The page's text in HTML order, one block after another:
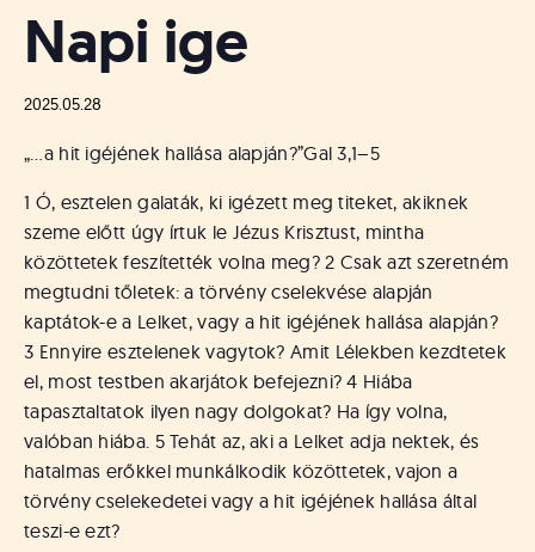
i
R
f
r
m
á
t
u
s
o
k
e
-
L
a
p
j
a
Napi ige
2025.05.28
„…a hit igéjének hallása alapján?”Gal 3,1–5
1 Ó, esztelen galaták, ki igézett meg titeket, akiknek
szeme előtt úgy írtuk le Jézus Krisztust, mintha
közöttetek feszítették volna meg? 2 Csak azt szeretném
megtudni tőletek: a törvény cselekvése alapján
kaptátok-e a Lelket, vagy a hit igéjének hallása alapján?
3 Ennyire esztelenek vagytok? Amit Lélekben kezdtetek
el, most testben akarjátok befejezni? 4 Hiába
tapasztaltatok ilyen nagy dolgokat? Ha így volna,
valóban hiába. 5 Tehát az, aki a Lelket adja nektek, és
hatalmas erőkkel munkálkodik közöttetek, vajon a
törvény cselekedetei vagy a hit igéjének hallása által
teszi-e ezt?